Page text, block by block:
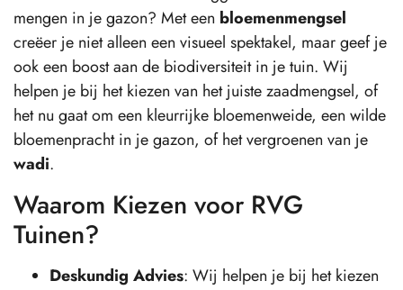
mengen in je gazon? Met een bloemenmengsel
creëer je niet alleen een visueel spektakel, maar geef je
ook een boost aan de biodiversiteit in je tuin. Wij
helpen je bij het kiezen van het juiste zaadmengsel, of
het nu gaat om een kleurrijke bloemenweide, een wilde
bloemenpracht in je gazon, of het vergroenen van je
wadi.
Waarom Kiezen voor RVG
Tuinen?
Deskundig Advies: Wij helpen je bij het kiezen